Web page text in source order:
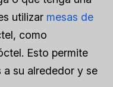
utilizar mesas de
como
Esto permite
a su alrededor y se